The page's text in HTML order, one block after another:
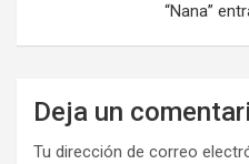
“Nana”
Deja un
Tu dirección de correo